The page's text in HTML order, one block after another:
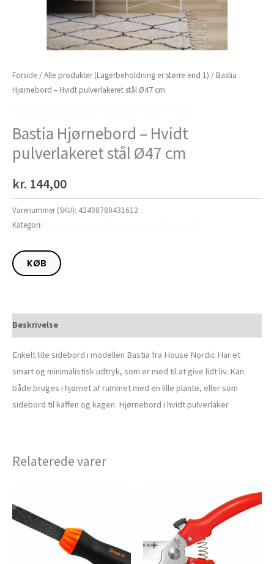
Forside /Alle produkter (Lagerbeholdning er større end 1) / Bastia
Hjørnebord – Hvidt pulverlakeret stål Ø47 cm
Bastia Hjørnebord – Hvidt
pulverlakeret stål Ø47 cm
kr. 144,00
Varenummer (SKU): 42408780431612
Kategori:
KØB
Beskrivelse
Enkelt lille sidebord i modellen Bastia fra House Nordic Har et
smart og minimalistisk udtryk, som er med til at give lidt liv. Kan
både bruges i hjørnet af rummet med en lille plante, eller som
sidebord til kaffen og kagen. Hjørnebord i hvidt pulverlaker
Relaterede varer